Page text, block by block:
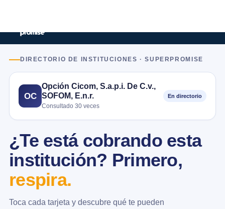
DIRECTORIO DE INSTITUCIONES · SUPERPROMISE
OC
Opción Cicom, S.a.p.i. De C.v.,
SOFOM, E.n.r.
Consultado 30 veces
En directorio
¿Te está cobrando esta
institución? Primero,
respira.
Toca cada tarjeta y descubre qué te pueden